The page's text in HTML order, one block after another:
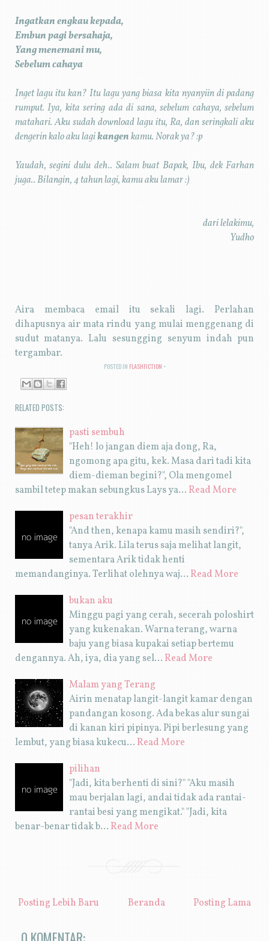
Ingatkan engkau kepada,
Embun pagi bersahaja,
Yang menemani mu,
Sebelum cahaya
Inget lagu itu kan? Itu lagu yang biasa kita nyanyiin di padang
rumput. Iya, kita sering ada di sana, sebelum cahaya, sebelum
matahari. Aku sudah download lagu itu, Ra, dan seringkali aku
dengerin kalo aku lagikangenkamu. Norak ya? :p
Yaudah, segini dulu deh.. Salam buat Bapak, Ibu, dek Farhan
juga.. Bilangin, 4 tahun lagi, kamu aku lamar :)
dari lelakimu,
Yudho
Aira membaca email itu sekali lagi. Perlahan
dihapusnya air mata rindu yang mulai menggenang di
sudut matanya. Lalu sesungging senyum indah pun
tergambar.
POSTED IN FLASHFICTION
RELATED POSTS:
pasti sembuh
"Heh! lo jangan diem aja dong, Ra,
ngomong apa gitu, kek. Masa dari tadi kita
diem-dieman begini?", Ola mengomel
sambil tetep makan sebungkus Lays ya… Read More
pesan terakhir
"And then, kenapa kamu masih sendiri?",
tanya Arik. Lila terus saja melihat langit,
sementara Arik tidak henti
memandanginya. Terlihat olehnya waj… Read More
bukan aku
Minggu pagi yang cerah, secerah poloshirt
yang kukenakan. Warna terang, warna
baju yang biasa kupakai setiap bertemu
dengannya. Ah, iya, dia yang sel… Read More
Malam yang Terang
Airin menatap langit-langit kamar dengan
pandangan kosong. Ada bekas alur sungai
di kanan kiri pipinya. Pipi berlesung yang
lembut, yang biasa kukecu… Read More
pilihan
"Jadi, kita berhenti di sini?" "Aku masih
mau berjalan lagi, andai tidak ada rantai-
rantai besi yang mengikat." "Jadi, kita
benar-benar tidak b… Read More
Posting Lebih Baru Posting Lama
Beranda